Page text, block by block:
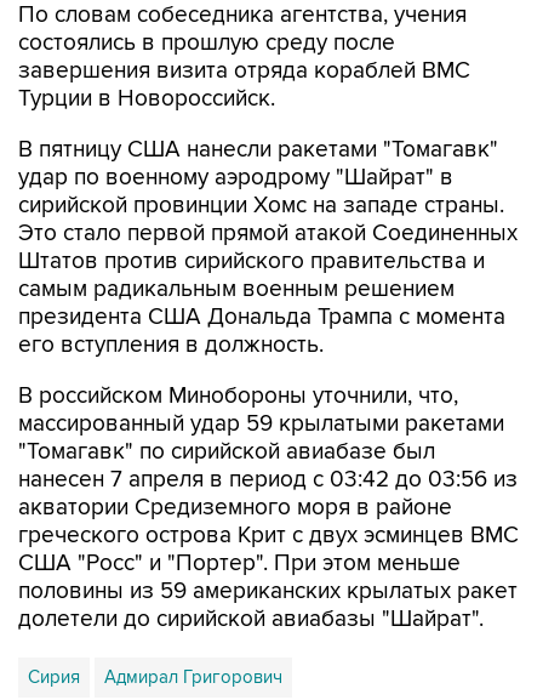
По словам собеседника агентства, учения
состоялись в прошлую среду после
завершения визита отряда кораблей ВМС
Турции в Новороссийск.
В пятницу США нанесли ракетами "Томагавк"
удар по военному аэродрому "Шайрат" в
сирийской провинции Хомс на западе страны.
Это стало первой прямой атакой Соединенных
Штатов против сирийского правительства и
самым радикальным военным решением
президента США Дональда Трампа с момента
его вступления в должность.
В российском Минобороны уточнили, что,
массированный удар 59 крылатыми ракетами
"Томагавк" по сирийской авиабазе был
нанесен 7 апреля в период с 03:42 до 03:56 из
акватории Средиземного моря в районе
греческого острова Крит с двух эсминцев ВМС
США "Росс" и "Портер". При этом меньше
половины из 59 американских крылатых ракет
долетели до сирийской авиабазы "Шайрат".
Сирия Адмирал Григорович